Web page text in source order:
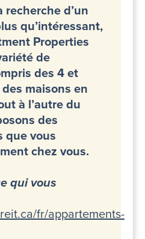
recherche d’un
qu’intéressant,
Properties
de
des 4 et
maisons en
à l’autre du
des
que vous
chez vous.
qui vous
fr/appartements-